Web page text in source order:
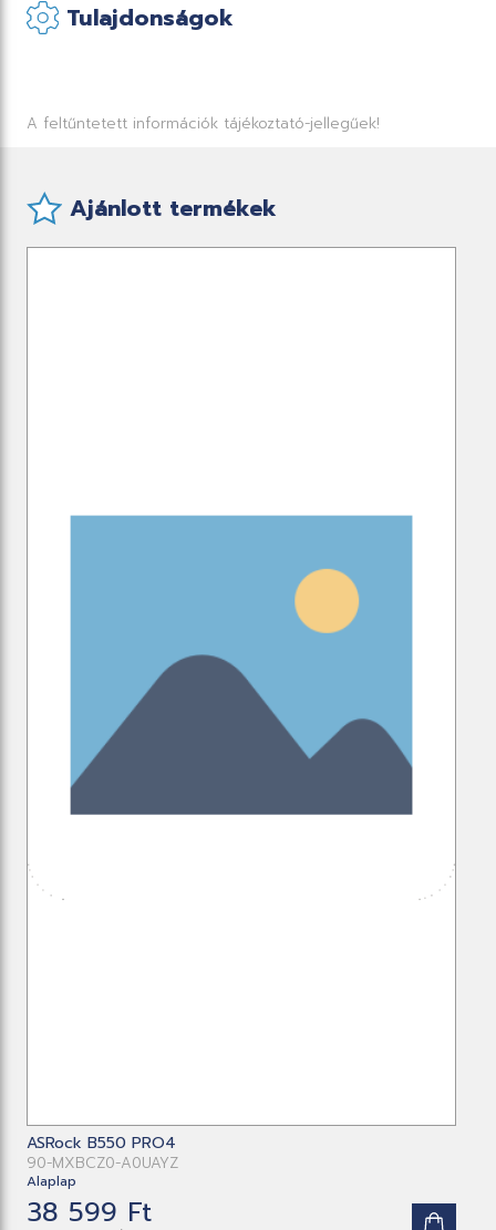
Tulajdonságok
A feltűntetett információk tájékoztató-jellegűek!
Ajánlott termékek
ASRock B550 PRO4
90-MXBCZ0-A0UAYZ
Alaplap
38 599 Ft